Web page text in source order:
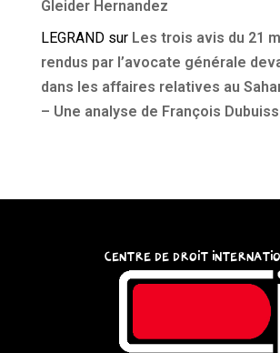
Gleider Hernandez
LEGRANDsur Les trois avis du 21
rendus par l’avocate générale
dans les affaires relatives au
– Une analyse de François
CENTRE DE DROIT